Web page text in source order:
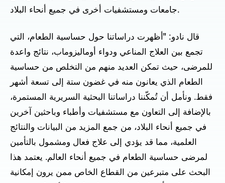
جامعات ومستشفيات أخرى في جميع أنحاء البلاد.
قال نادو: "أظهرت دراساتنا حول حساسية الطعام، التي
تجمع بين العلاج المناعي ودواء أوماليزوماب، نتائج واعدة
للمرضى، حيث تمكن العديد منهم من التخلص من حساسية
الطعام الذي يعانون منه في غضون ستة إلى تسعة أشهر
فقط. ونأمل أن تُمكّننا دراساتنا البحثية السريرية المستمرة،
بالإضافة إلى التعاون مع مستشفيات وأطباء وباحثين آخرين
في جميع أنحاء البلاد، من جمع المزيد من البيانات والنتائج
العلمية، مما قد يؤدي إلى علاج فعال ومشمول بالتأمين
لمرضى حساسية الطعام في جميع أنحاء العالم. يعتمد هذا
البحث على متبرعين من القطاع الخاص ممن يرون إمكانية